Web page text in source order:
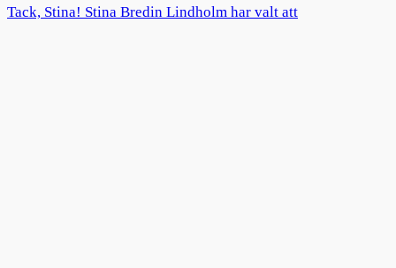
Tack, Stina! Stina Bredin Lindholm har valt att